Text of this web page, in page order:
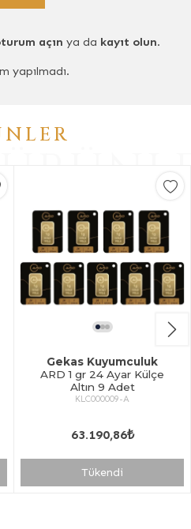
açın ya da kayıt olun.
yapılmadı.
Gekas Kuyumculuk
14 Ayar Beyaz Altın
Baget Taşlı Yüzük
RS000273-A
-%29 10.539,17₺
7.474,74₺
Tükendi